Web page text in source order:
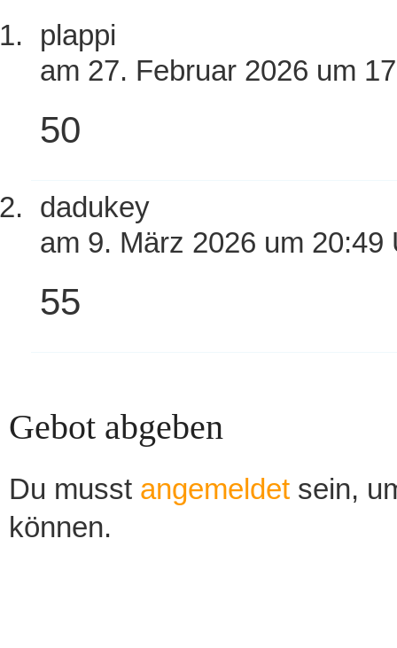
plappi
am 27. Februar 2026 um
50
dadukey
am 9. März 2026 um
55
Gebot abgeben
Du musst angemeldet sein,
können.